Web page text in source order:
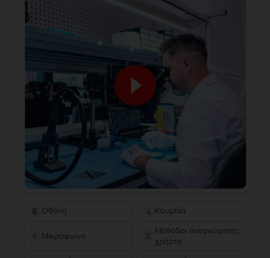
Οθόνη Κουμπιά
Μικρόφωνο
Μέθοδοι αναγνώρισης
χρήστη